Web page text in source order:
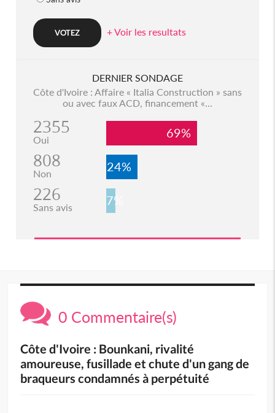
+ Voir les resultats
DERNIER SONDAGE
Côte d'Ivoire : Affaire « Italia Construction » sans
ou avec faux ACD, financement «...
2355
Oui 69%
808
Non 24%
226
Sans avis 7%
0 Commentaire(s)
Côte d'Ivoire : Bounkani, rivalité
amoureuse, fusillade et chute d'un gang de
braqueurs condamnés à perpétuité